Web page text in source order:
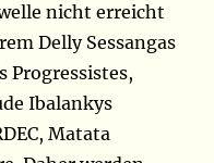
nicht erreicht
Delly Sessangas
Progressistes,
Ibalankys
Matata